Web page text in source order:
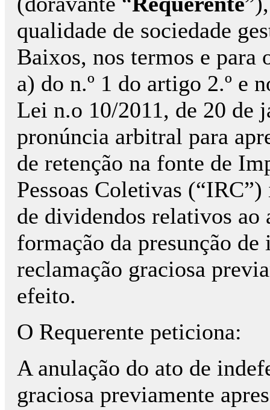
qualidade de sociedade
Baixos, nos termos e para
a) do n.º 1 do artigo 2.º e
Lei n.o 10/2011, de 20 de
pronúncia arbitral para
de retenção na fonte de
Pessoas Coletivas
de dividendos relativos ao
formação da presunção
reclamação graciosa
efeito.
O Requerente peticiona:
A anulação do ato de
graciosa previamente